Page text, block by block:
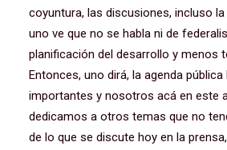
coyuntura, las discusiones, incluso
uno ve que no se habla ni de
planificación del desarrollo y menos
Entonces, uno dirá, la agenda
importantes y nosotros acá en este
dedicamos a otros temas que no
de lo que se discute hoy en la